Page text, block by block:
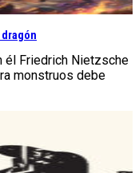
él Friedrich Nietzsche
monstruos debe